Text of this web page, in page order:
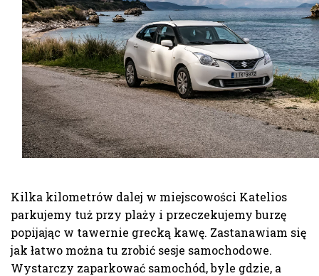
Kilka kilometrów dalej w miejscowości Katelios
parkujemy tuż przy plaży i przeczekujemy burzę
popijając w tawernie grecką kawę. Zastanawiam się
jak łatwo można tu zrobić sesje samochodowe.
Wystarczy zaparkować samochód, byle gdzie, a